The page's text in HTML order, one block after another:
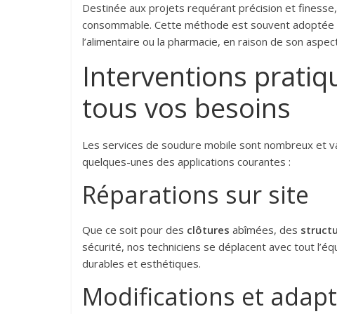
Destinée aux projets requérant précision et
consommable. Cette méthode est souvent
l’alimentaire ou la pharmacie, en raison de son
Interventions
tous vos besoins
Les services de soudure mobile sont nombreux et
quelques-unes des applications courantes :
Réparations sur site
Que ce soit pour des clôtures abîmées, des
sécurité, nos techniciens se déplacent avec tout
durables et esthétiques.
Modifications et